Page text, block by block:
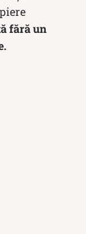
fără un